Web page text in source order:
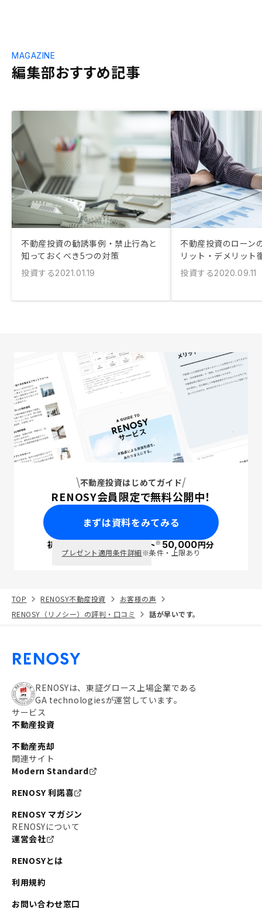
編集部おすすめ記事
MAGAZINE
不動産投資の勧誘事例・禁止行為と
知っておくべき5つの対策
投資する2021.01.19
不動産投資のローン
リット・デメリット
投資する2020.09.11
不動産投資はじめてガイド
RENOSY会員限定で無料公開中！
まずは資料をみてみる
初回面談で ポイント※50,000円分
プレゼント適用条件詳細※条件・上限あり
TOP RENOSY不動産投資
お客様の声
RENOSY（リノシー）の評判・口コミ
話が早いです。
RENOSYは、東証グロース上場企業である
GA technologiesが運営しています。
サービス
不動産投資
不動産売却
関連サイト
Modern Standard
RENOSY 利諾喜
RENOSY マガジン
RENOSYについて
運営会社
RENOSYとは
利用規約
お問い合わせ窓口